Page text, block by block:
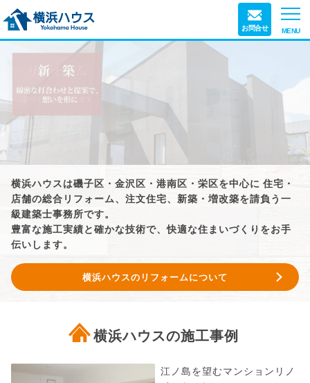
お問合せ MENU
TOP
横浜ハウスのリフォーム
施工事例
外装リフォーム
エクステリア リノベーション
お客さまの声
よくあるご質問
横浜ハウスは磯子区・金沢区・港南区・栄区を中心に 住宅・
店舗の総合リフォーム、注文住宅、新築・増改築を請負う一
級建築士事務所です。
豊富な施工実績と確かな技術で、快適な住まいづくりをお手
伝いします。
横浜ハウスのリフォームについて
横浜ハウスの施工事例
江ノ島を望むマンションリノ